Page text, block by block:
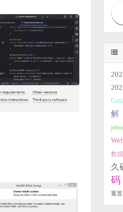
解
数
久
码
重